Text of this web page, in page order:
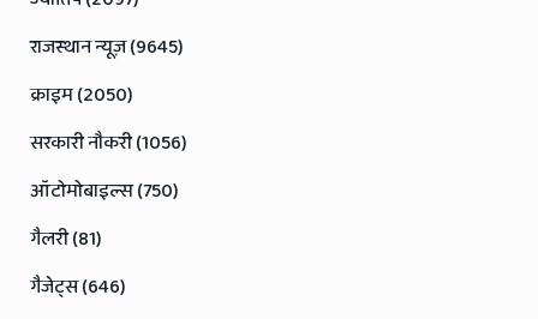
राजस्थान न्यूज़ (9645)
क्राइम (2050)
सरकारी नौकरी (1056)
ऑटोमोबाइल्स (750)
गैलरी (81)
गैजेट्स (646)